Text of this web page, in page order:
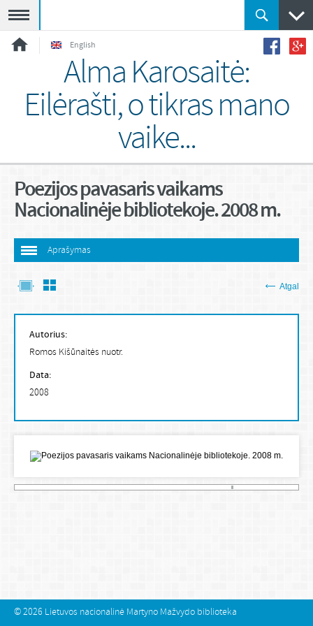
English
Alma Karosaitė:
Eilėrašti, o tikras mano
vaike...
Poezijos pavasaris vaikams
Nacionalinėje bibliotekoje. 2008 m.
Aprašymas
Atgal
Autorius:
Romos Kišūnaitės nuotr.
Data:
2008
© 2026 Lietuvos nacionalinė Martyno Mažvydo biblioteka